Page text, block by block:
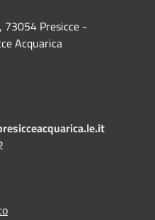
73054 Presicce -
Acquarica